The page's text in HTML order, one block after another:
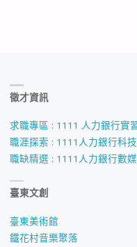
徵才資訊
求職專區 : 1111 人力銀行實
職涯探索 : 1111人力銀行科
職缺精選 : 1111人力銀行數
臺東文創
臺東美術館
鐵花村音樂聚落